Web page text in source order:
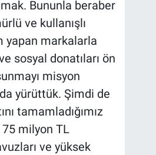
Bununla beraber
ve kullanışlı
yapan markalarla
sosyal donatıları ön
misyon
yürüttük. Şimdi de
tamamladığımız
milyon TL
ve yüksek